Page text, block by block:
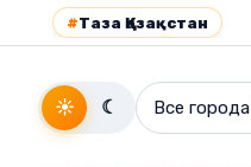
#Таза Қазақстан
☀ ☾ Все города